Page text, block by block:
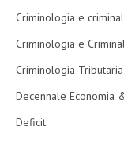
Criminologia e
Criminologia e
Criminologia Tributaria
Decennale Economia
Deficit